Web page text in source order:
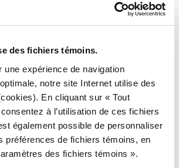
des fichiers témoins.
une expérience de navigation
notre site Internet utilise des
En cliquant sur « Tout
à l’utilisation de ces fichiers
également possible de personnaliser
préférences de fichiers témoins, en
des fichiers témoins ».
situation difficile. »
est très passionnée par
transmet son savoir-faire
moins nantis de sa
en étant membre du conseil
de Solution Budget Plus, un
but lucratif qui aide les gens
la région de Sherbrooke à
personnelles.